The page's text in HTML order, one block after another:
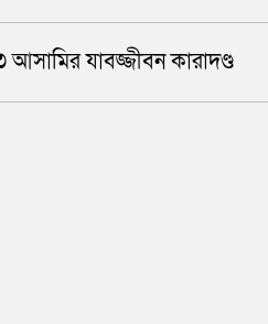
যাবজ্জীবন কারাদণ্ড